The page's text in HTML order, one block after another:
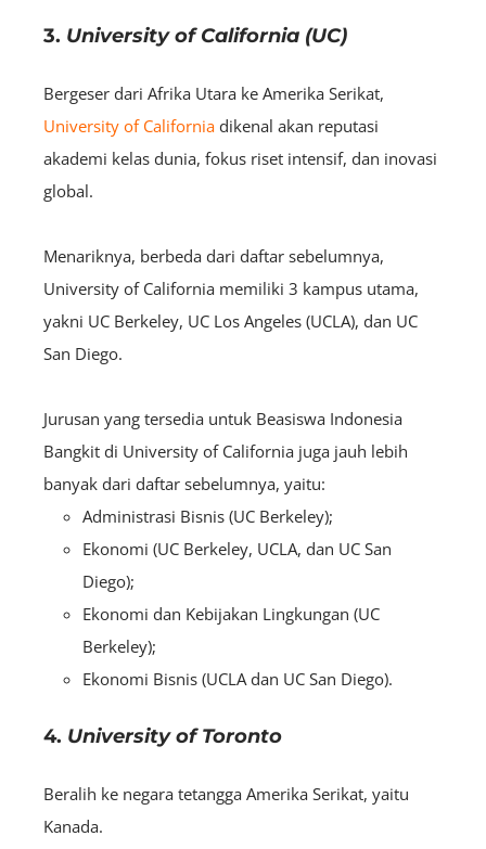
3. University of California (UC)
Bergeser dari Afrika Utara ke Amerika Serikat,
University of California dikenal akan reputasi
akademi kelas dunia, fokus riset intensif, dan inovasi
global.
Menariknya, berbeda dari daftar sebelumnya,
University of California memiliki 3 kampus utama,
yakni UC Berkeley, UC Los Angeles (UCLA), dan UC
San Diego.
Jurusan yang tersedia untuk Beasiswa Indonesia
Bangkit di University of California juga jauh lebih
banyak dari daftar sebelumnya, yaitu:
Administrasi Bisnis (UC Berkeley);
Ekonomi (UC Berkeley, UCLA, dan UC San
Diego);
Ekonomi dan Kebijakan Lingkungan (UC
Berkeley);
Ekonomi Bisnis (UCLA dan UC San Diego).
4. University of Toronto
Beralih ke negara tetangga Amerika Serikat, yaitu
Kanada.